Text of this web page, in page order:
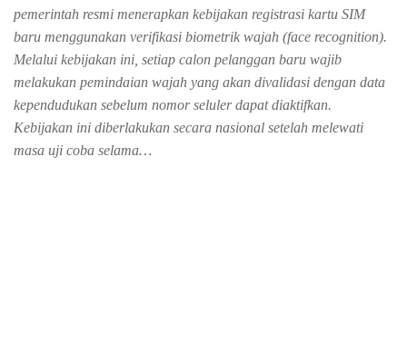
pemerintah resmi menerapkan kebijakan registrasi kartu SIM
baru menggunakan verifikasi biometrik wajah (face recognition).
Melalui kebijakan ini, setiap calon pelanggan baru wajib
melakukan pemindaian wajah yang akan divalidasi dengan data
kependudukan sebelum nomor seluler dapat diaktifkan.
Kebijakan ini diberlakukan secara nasional setelah melewati
masa uji coba selama…